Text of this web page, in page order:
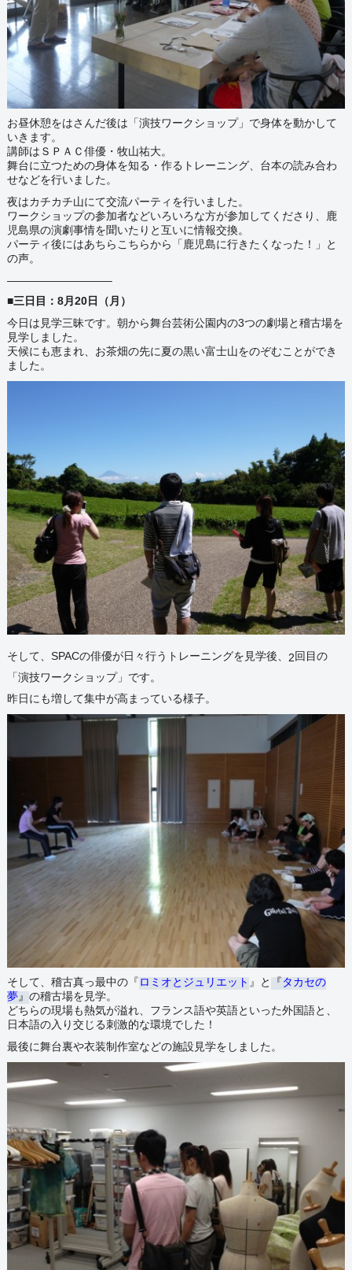
お昼休憩をはさんだ後は「演技ワークショップ」で身体を動かして
いきます。
講師はＳＰＡＣ俳優・牧山祐大。
舞台に立つための身体を知る・作るトレーニング、台本の読み合わ
せなどを行いました。
夜はカチカチ山にて交流パーティを行いました。
ワークショップの参加者などいろいろな方が参加してくださり、鹿
児島県の演劇事情を聞いたりと互いに情報交換。
パーティ後にはあちらこちらから「鹿児島に行きたくなった！」と
の声。
—————————–
■三日目：8月20日（月）
今日は見学三昧です。朝から舞台芸術公園内の3つの劇場と稽古場を
見学しました。
天候にも恵まれ、お茶畑の先に夏の黒い富士山をのぞむことができ
ました。
そして、SPACの俳優が日々行うトレーニングを見学後、 2回目の
「演技ワークショップ」です。
昨日にも増して集中が高まっている様子。
そして、稽古真っ最中の『ロミオとジュリエット 』と 『タカセの
夢』 の稽古場を見学。
どちらの現場も熱気が溢れ、フランス語や英語といった外国語と、
日本語の入り交じる刺激的な環境でした！
最後に舞台裏や衣装制作室などの施設見学をしました。